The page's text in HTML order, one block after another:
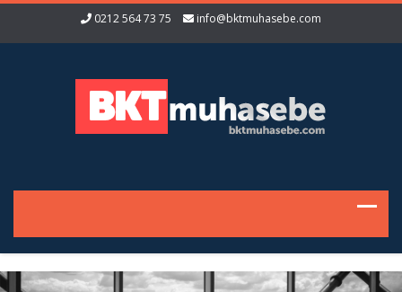
0212 564 73 75 info@bktmuhasebe.com